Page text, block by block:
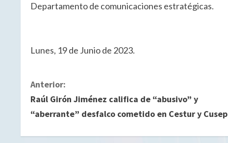
Departamento de comunicaciones estratégicas.
Lunes, 19 de Junio de 2023.
S
i
Anterior:
Raúl Girón Jiménez califica de “abusivo” y
“aberrante” desfalco cometido en Cestur y Cusep